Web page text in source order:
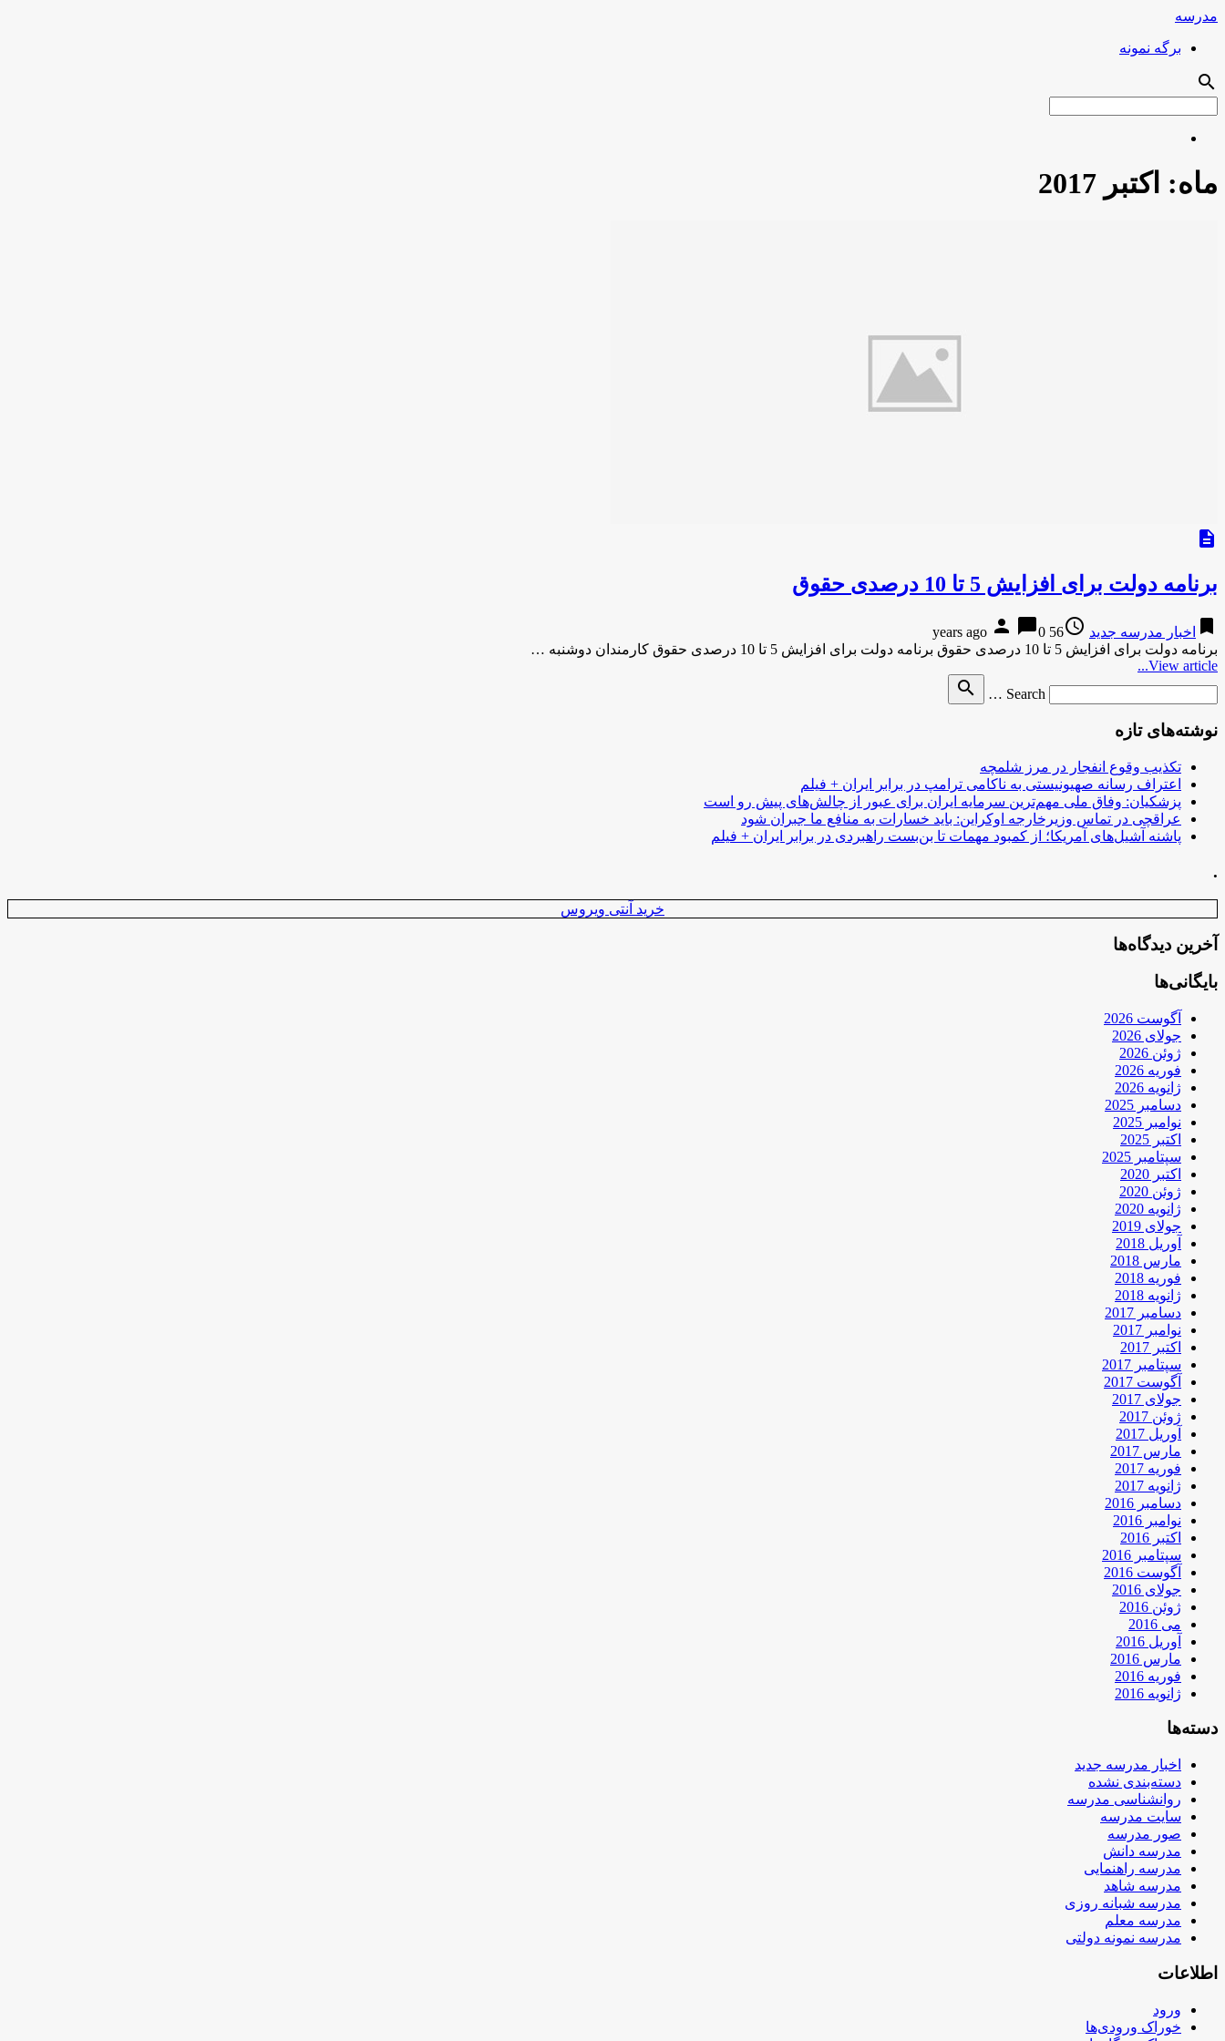
مدرسه
برگه نمونه
search
ماه: اکتبر 2017
description
برنامه دولت برای افزایش 5 تا 10 درصدی حقوق
bookmark اخبار مدرسه جدید access_time
56 years ago
person chat_bubble0
برنامه دولت برای افزایش 5 تا 10 درصدی حقوق برنامه دولت برای افزایش 5 تا 10 درصدی حقوق کارمندان دوشنبه …
View article...
Search …
search
نوشته‌های تازه
تکذیب وقوع انفجار در مرز شلمچه
اعتراف رسانه صهیونیستی به ناکامی ترامپ در برابر ایران + فیلم
پزشکیان: وفاق ملی مهم‌ترین سرمایه ایران برای عبور از چالش‌های پیش رو است
عراقچی در تماس وزیرخارجه اوکراین: باید خسارات به منافع ما جبران شود
پاشنه آشیل‌های آمریکا؛ از کمبود مهمات تا بن‌بست راهبردی در برابر ایران + فیلم
.
خرید آنتی ویروس
آخرین دیدگاه‌ها
بایگانی‌ها
آگوست 2026
جولای 2026
ژوئن 2026
فوریه 2026
ژانویه 2026
دسامبر 2025
نوامبر 2025
اکتبر 2025
سپتامبر 2025
اکتبر 2020
ژوئن 2020
ژانویه 2020
جولای 2019
آوریل 2018
مارس 2018
فوریه 2018
ژانویه 2018
دسامبر 2017
نوامبر 2017
اکتبر 2017
سپتامبر 2017
آگوست 2017
جولای 2017
ژوئن 2017
آوریل 2017
مارس 2017
فوریه 2017
ژانویه 2017
دسامبر 2016
نوامبر 2016
اکتبر 2016
سپتامبر 2016
آگوست 2016
جولای 2016
ژوئن 2016
می 2016
آوریل 2016
مارس 2016
فوریه 2016
ژانویه 2016
دسته‌ها
اخبار مدرسه جدید
دسته‌بندی نشده
روانشناسی مدرسه
سایت مدرسه
صور مدرسه
مدرسه دانش
مدرسه راهنمایی
مدرسه شاهد
مدرسه شبانه روزی
مدرسه معلم
مدرسه نمونه دولتی
اطلاعات
ورود
خوراک ورودی‌ها